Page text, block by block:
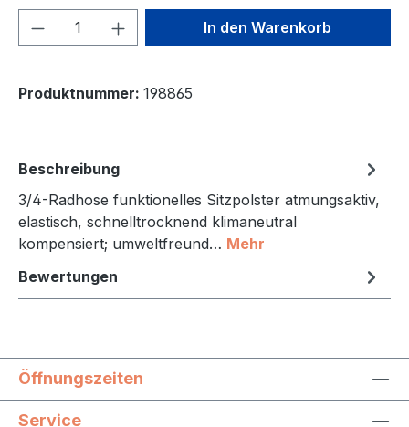
Produkt Anzahl: Gib denIn den Warenkorb
Produktnummer: 198865
Beschreibung
3/4-Radhose funktionelles Sitzpolster atmungsaktiv,
elastisch, schnelltrocknend klimaneutral
kompensiert; umweltfreund… Mehr
Bewertungen
Öffnungszeiten
Service